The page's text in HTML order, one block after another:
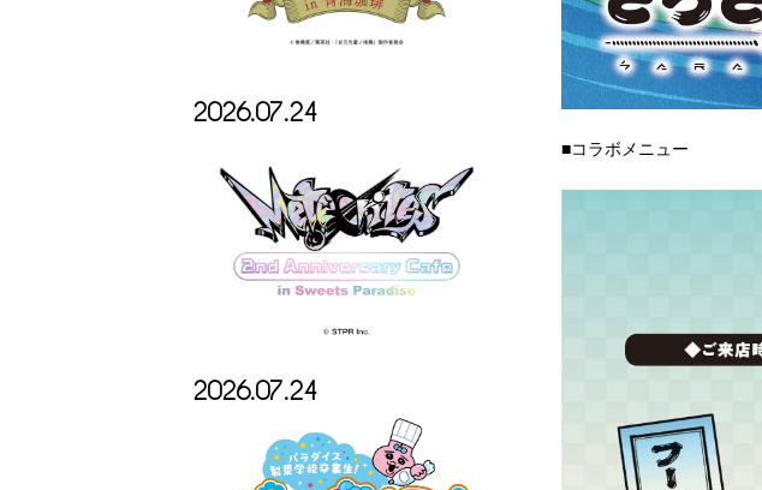
2026.07.24
2026.07.24
■コラボメニュー